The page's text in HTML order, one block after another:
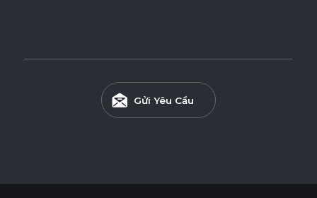
Gửi Yêu Cầu